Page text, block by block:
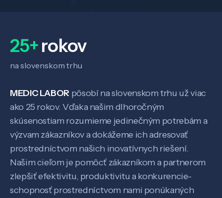
Know-how
Kontakt
SK EN
25+rokov
na slovenskom trhu
MEDIC LABOR pôsobí na slovenskom trhu už viac
ako 25 rokov. Vďaka našim dlhoročným
skúsenostiam rozumieme jedinečným potrebám a
výzvam zákazníkov a dokážeme ich adresovať
prostredníctvom našich inovatívnych riešení.
Našim cieľom je pomôcť zákazníkom a partnerom
zlepšiť efektivitu, produktivitu a konkurencie-
schopnosť prostredníctvom nami ponúkaných